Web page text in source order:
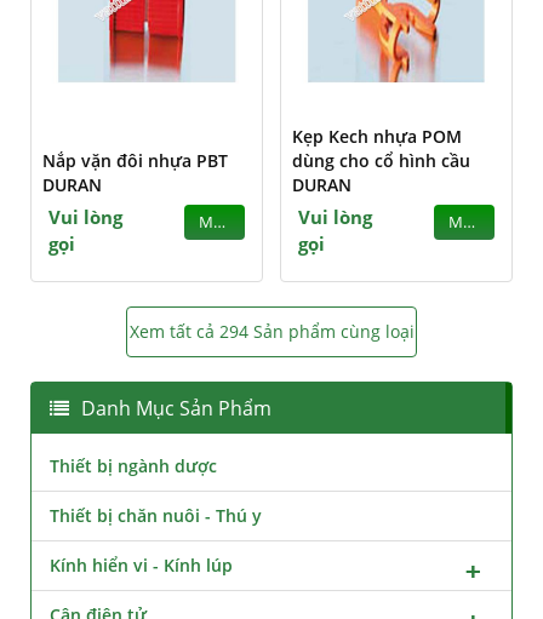
Nắp vặn đôi nhựa PBT
DURAN
Vui lòng
gọi
MUA
Kẹp Kech nhựa POM
dùng cho cổ hình cầu
DURAN
Vui lòng
gọi
MUA
Xem tất cả 294 Sản phẩm cùng loại
Danh Mục Sản Phẩm
Thiết bị ngành dược
Thiết bị chăn nuôi - Thú y
Kính hiển vi - Kính lúp